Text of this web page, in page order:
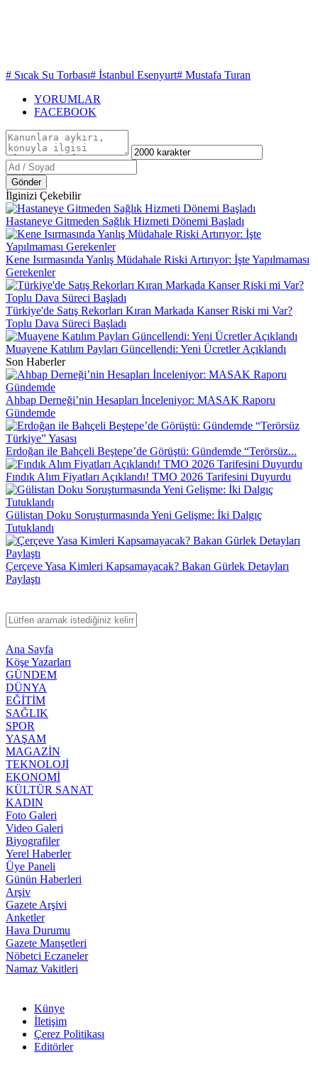
# Sıcak Su Torbası# İstanbul Esenyurt# Mustafa Turan
YORUMLAR
FACEBOOK
Gönder
İlginizi Çekebilir
Hastaneye Gitmeden Sağlık Hizmeti Dönemi Başladı
Kene Isırmasında Yanlış Müdahale Riski Artırıyor: İşte Yapılmaması
Gerekenler
Türkiye'de Satış Rekorları Kıran Markada Kanser Riski mi Var?
Toplu Dava Süreci Başladı
Muayene Katılım Payları Güncellendi: Yeni Ücretler Açıklandı
Son Haberler
Ahbap Derneği’nin Hesapları İnceleniyor: MASAK Raporu
Gündemde
Erdoğan ile Bahçeli Beştepe’de Görüştü: Gündemde “Terörsüz...
Fındık Alım Fiyatları Açıklandı! TMO 2026 Tarifesini Duyurdu
Gülistan Doku Soruşturmasında Yeni Gelişme: İki Dalgıç
Tutuklandı
Çerçeve Yasa Kimleri Kapsamayacak? Bakan Gürlek Detayları
Paylaştı
Ana Sayfa
Köşe Yazarları
GÜNDEM
DÜNYA
EĞİTİM
SAĞLIK
SPOR
YAŞAM
MAGAZİN
TEKNOLOJİ
EKONOMİ
KÜLTÜR SANAT
KADIN
Foto Galeri
Video Galeri
Biyografiler
Yerel Haberler
Üye Paneli
Günün Haberleri
Arşiv
Gazete Arşivi
Anketler
Hava Durumu
Gazete Manşetleri
Nöbetci Eczaneler
Namaz Vakitleri
Künye
İletişim
Çerez Politikası
Editörler